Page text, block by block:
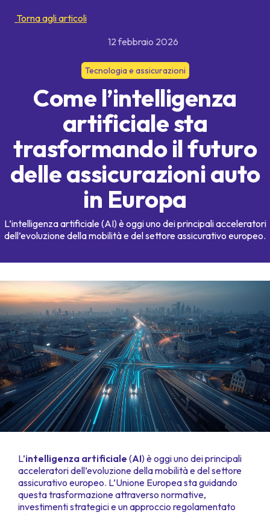
Torna agli articoli
12 febbraio 2026
Tecnologia e assicurazioni
Come l’intelligenza
artificiale sta
trasformando il futuro
delle assicurazioni auto
in Europa
L’intelligenza artificiale (AI) è oggi uno dei principali acceleratori
dell’evoluzione della mobilità e del settore assicurativo europeo.
L’intelligenza artificiale (AI) è oggi uno dei principali
acceleratori dell’evoluzione della mobilità e del settore
assicurativo europeo. L’Unione Europea sta guidando
questa trasformazione attraverso normative,
investimenti strategici e un approccio regolamentato